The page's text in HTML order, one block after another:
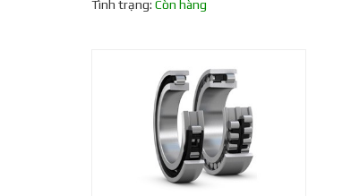
Tình trạng: Còn hàng